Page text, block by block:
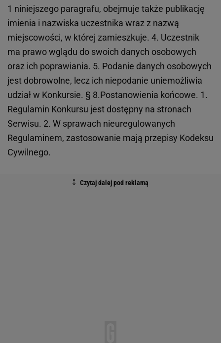
1 niniejszego paragrafu, obejmuje także publikację
imienia i nazwiska uczestnika wraz z nazwą
miejscowości, w której zamieszkuje. 4. Uczestnik
ma prawo wglądu do swoich danych osobowych
oraz ich poprawiania. 5. Podanie danych osobowych
jest dobrowolne, lecz ich niepodanie uniemożliwia
udział w Konkursie. § 8.Postanowienia końcowe. 1.
Regulamin Konkursu jest dostępny na stronach
Serwisu. 2. W sprawach nieuregulowanych
Regulaminem, zastosowanie mają przepisy Kodeksu
Cywilnego.